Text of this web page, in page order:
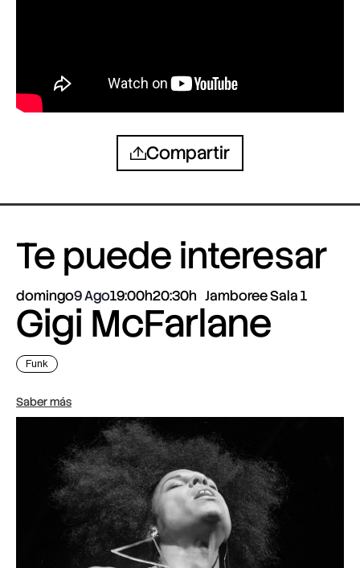
Compartir
Te puede interesar
domingo9 Ago19:00h20:30h Jamboree Sala 1
Gigi McFarlane
Funk
Saber más